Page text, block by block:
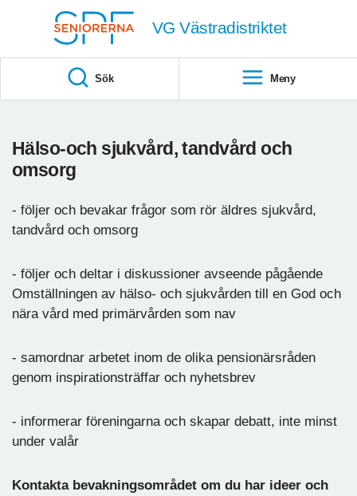
VG Västradistriktet
Sök Meny
Hälso-och sjukvård, tandvård och
omsorg
- följer och bevakar frågor som rör äldres sjukvård,
tandvård och omsorg
- följer och deltar i diskussioner avseende pågående
Omställningen av hälso- och sjukvården till en God och
nära vård med primärvården som nav
- samordnar arbetet inom de olika pensionärsråden
genom inspirationsträffar och nyhetsbrev
- informerar föreningarna och skapar debatt, inte minst
under valår
Kontakta bevakningsområdet om du har ideer och